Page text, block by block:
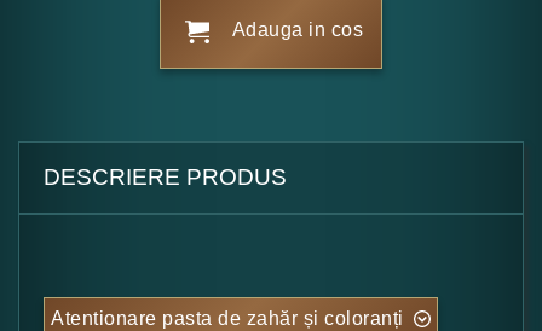
Adauga in cos
DESCRIERE PRODUS
Atentionare pasta de zahăr și coloranți